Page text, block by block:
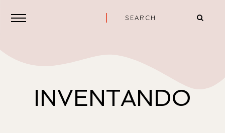
INVENTANDO